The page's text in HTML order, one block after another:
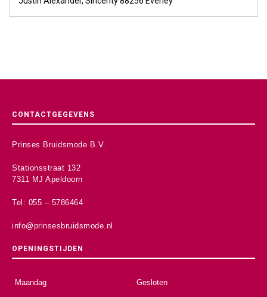
CONTACTGEGEVENS
Prinses Bruidsmode B.V.
Stationsstraat 132
7311 MJ Apeldoorn
Tel: 055 – 5786464
info@prinsesbruidsmode.nl
OPENINGSTIJDEN
Maandag Gesloten